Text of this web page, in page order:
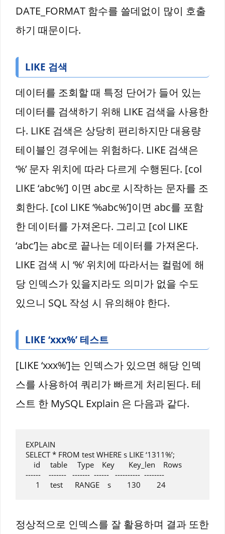
DATE_FORMAT 함수를 쓸데없이 많이 호출
하기 때문이다.
LIKE 검색
데이터를 조회할 때 특정 단어가 들어 있는
데이터를 검색하기 위해 LIKE 검색을 사용한
다. LIKE 검색은 상당히 편리하지만 대용량
테이블인 경우에는 위험하다. LIKE 검색은
‘%’ 문자 위치에 따라 다르게 수행된다. [col
LIKE ‘abc%’] 이면 abc로 시작하는 문자를 조
회한다. [col LIKE ‘%abc%’]이면 abc를 포함
한 데이터를 가져온다. 그리고 [col LIKE
‘abc’]는 abc로 끝나는 데이터를 가져온다.
LIKE 검색 시 ‘%’ 위치에 따라서는 컬럼에 해
당 인덱스가 있을지라도 의미가 없을 수도
있으니 SQL 작성 시 유의해야 한다.
LIKE ‘xxx%’ 테스트
[LIKE ‘xxx%’]는 인덱스가 있으면 해당 인덱
스를 사용하여 쿼리가 빠르게 처리된다. 테
스트 한 MySQL Explain 은 다음과 같다.
EXPLAIN
SELECT * FROM test WHERE s LIKE ‘1311%’;
------    -------   -------  ------   ----------  --------
정상적으로 인덱스를 잘 활용하며 결과 또한